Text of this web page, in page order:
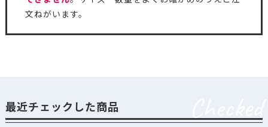
文ねがいます。
最近チェックした商品